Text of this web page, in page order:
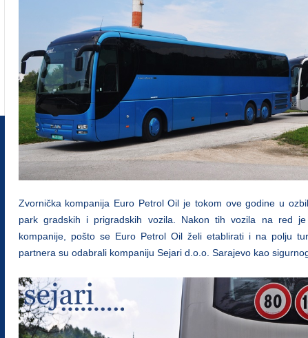
Zvornička kompanija Euro Petrol Oil je tokom ove godine u
park gradskih i prigradskih vozila. Nakon tih vozila na red
kompanije, pošto se Euro Petrol Oil želi etablirati i na polju
partnera su odabrali kompaniju Sejari d.o.o. Sarajevo kao